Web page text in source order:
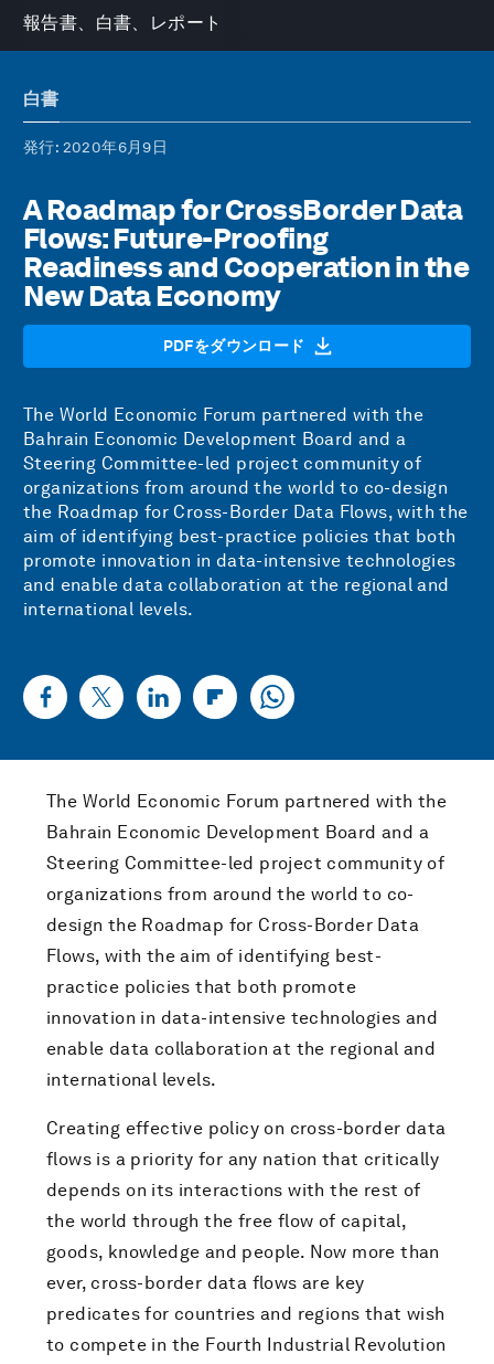
報告書、白書、レポート
白書
発行: 2020年6月9日
A Roadmap for CrossBorder Data
Flows: Future-Proofing
Readiness and Cooperation in the
New Data Economy
PDFをダウンロード
The World Economic Forum partnered with the
Bahrain Economic Development Board and a
Steering Committee-led project community of
organizations from around the world to co-design
the Roadmap for Cross-Border Data Flows, with the
aim of identifying best-practice policies that both
promote innovation in data-intensive technologies
and enable data collaboration at the regional and
international levels.
The World Economic Forum partnered with the
Bahrain Economic Development Board and a
Steering Committee-led project community of
organizations from around the world to co-
design the Roadmap for Cross-Border Data
Flows, with the aim of identifying best-
practice policies that both promote
innovation in data-intensive technologies and
enable data collaboration at the regional and
international levels.
Creating effective policy on cross-border data
flows is a priority for any nation that critically
depends on its interactions with the rest of
the world through the free flow of capital,
goods, knowledge and people. Now more than
ever, cross-border data flows are key
predicates for countries and regions that wish
to compete in the Fourth Industrial Revolution